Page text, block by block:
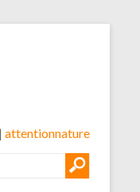
| attentionnature